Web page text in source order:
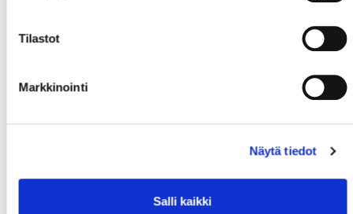
Tilastot
Markkinointi
Näytä tiedot
Salli kaikki